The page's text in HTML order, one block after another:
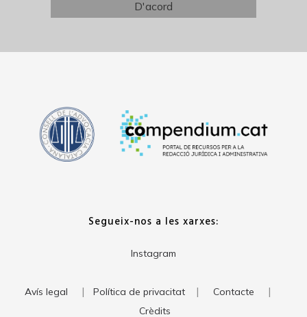
Segueix-nos a les xarxes:
Instagram
Avís legal | Política de privacitat | Contacte |
Crèdits